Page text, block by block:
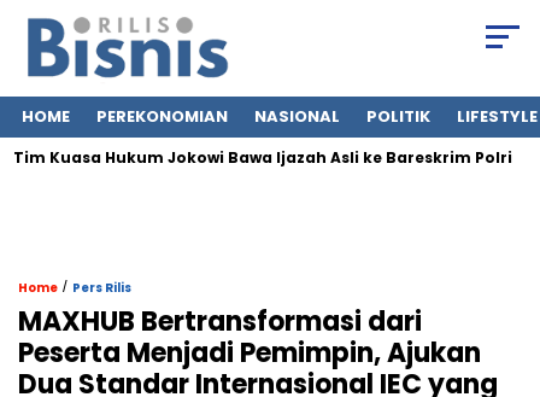
HOME PEREKONOMIAN NASIONAL POLITIK LIFESTYLE
Hukum Jokowi Bawa Ijazah Asli ke Bareskrim Polri
Home / Pers Rilis
MAXHUB Bertransformasi dari
Peserta Menjadi Pemimpin, Ajukan
Dua Standar Internasional IEC yang